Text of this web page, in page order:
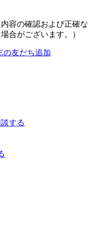
容の確認および正確な
合がございます。）
の友だち追加
する